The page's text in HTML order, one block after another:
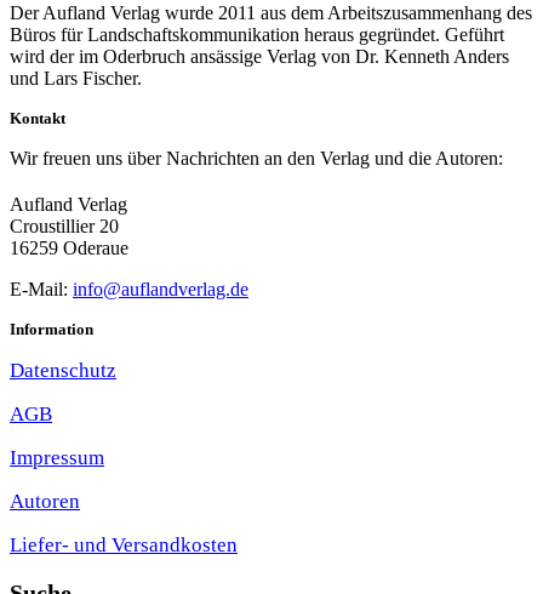
Der Aufland Verlag wurde 2011 aus dem Arbeitszusammenhang des
Büros für Landschaftskommunikation heraus gegründet. Geführt
wird der im Oderbruch ansässige Verlag von Dr. Kenneth Anders
und Lars Fischer.
Kontakt
Wir freuen uns über Nachrichten an den Verlag und die Autoren:
Aufland Verlag
Croustillier 20
16259 Oderaue
E-Mail: info@auflandverlag.de
Information
Datenschutz
AGB
Impressum
Autoren
Liefer- und Versandkosten